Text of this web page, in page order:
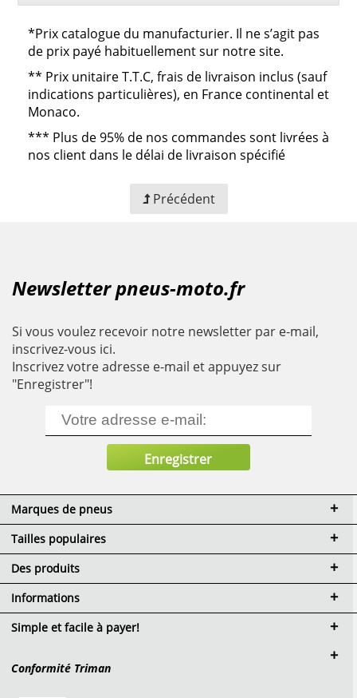
*Prix catalogue du manufacturier. Il ne s’agit pas
de prix payé habituellement sur notre site.
** Prix unitaire T.T.C, frais de livraison inclus (sauf
indications particulières), en France continental et
Monaco.
*** Plus de 95% de nos commandes sont livrées à
nos client dans le délai de livraison spécifié
Précédent
Newsletter pneus-moto.fr
Si vous voulez recevoir notre newsletter par e-mail,
inscrivez-vous ici.
Inscrivez votre adresse e-mail et appuyez sur
"Enregistrer"!
Marques de pneus
Tailles populaires
Des produits
Informations
Simple et facile à payer!
Conformité Triman